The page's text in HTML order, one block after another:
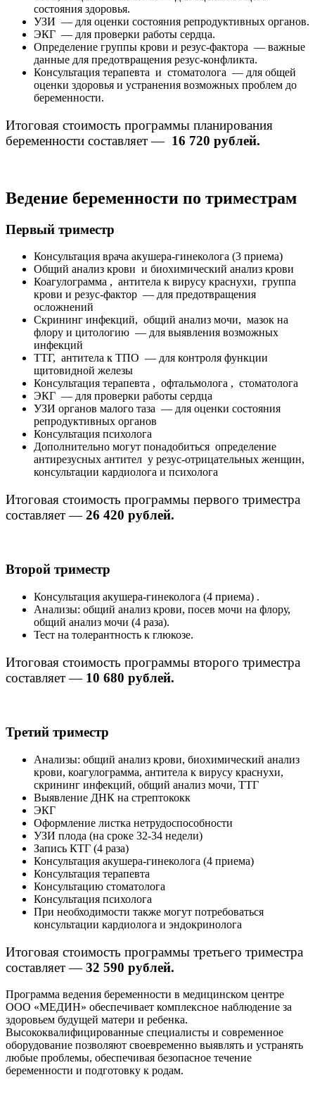
состояния здоровья.
УЗИ — для оценки состояния репродуктивных органов.
ЭКГ — для проверки работы сердца.
Определение группы крови и резус-фактора — важные
данные для предотвращения резус-конфликта.
Консультация терапевта и стоматолога — для общей
оценки здоровья и устранения возможных проблем до
беременности.
Итоговая стоимость программы планирования
беременности составляет — 16 720 рублей.
Ведение беременности по триместрам
Первый триместр
Консультация врача акушера-гинеколога (3 приема)
Общий анализ крови и биохимический анализ крови
Коагулограмма , антитела к вирусу краснухи, группа
крови и резус-фактор — для предотвращения
осложнений
Скрининг инфекций, общий анализ мочи, мазок на
флору и цитологию — для выявления возможных
инфекций
ТТГ, антитела к ТПО — для контроля функции
щитовидной железы
Консультация терапевта , офтальмолога , стоматолога
ЭКГ — для проверки работы сердца
УЗИ органов малого таза — для оценки состояния
репродуктивных органов
Консультация психолога
Дополнительно могут понадобиться определение
антирезусных антител у резус-отрицательных женщин,
консультации кардиолога и психолога
Итоговая стоимость программы первого триместра
составляет —26 420 рублей.
Второй триместр
Консультация акушера-гинеколога (4 приема) .
Анализы: общий анализ крови, посев мочи на флору,
общий анализ мочи (4 раза).
Тест на толерантность к глюкозе.
Итоговая стоимость программы второго триместра
составляет — 10 680 рублей.
Третий триместр
Анализы: общий анализ крови, биохимический анализ
крови, коагулограмма, антитела к вирусу краснухи,
скрининг инфекций, общий анализ мочи, ТТГ
Выявление ДНК на стрептококк
ЭКГ
Оформление листка нетрудоспособности
УЗИ плода (на сроке 32-34 недели)
Запись КТГ (4 раза)
Консультация акушера-гинеколога (4 приема)
Консультация терапевта
Консультацию стоматолога
Консультация психолога
При необходимости также могут потребоваться
консультации кардиолога и эндокринолога
Итоговая стоимость программы третьего триместра
составляет —32 590 рублей.
Программа ведения беременности в медицинском центре
ООО «МЕДИН» обеспечивает комплексное наблюдение за
здоровьем будущей матери и ребенка.
Высококвалифицированные специалисты и современное
оборудование позволяют своевременно выявлять и устранять
любые проблемы, обеспечивая безопасное течение
беременности и подготовку к родам.